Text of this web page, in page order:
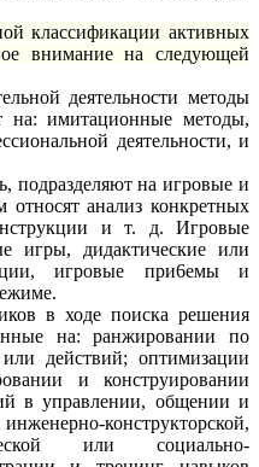
классификации активных
внимание на следующей
деятельности методы
на: имитационные методы,
деятельности, и
подразделяют на игровые и
анализ конкретных
и т. д. Игровые
игры, дидактические или
игровые при6емы и
в ходе поиска решения
на: ранжировании по
действий; оптимизации
и конструировании
в управлении, общении и
конструкторской,
или социально-